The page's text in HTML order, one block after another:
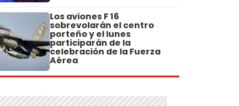
Los aviones F 16
sobrevolarán el centro
porteño y el lunes
participarán de la
celebración de la Fuerza
Aérea